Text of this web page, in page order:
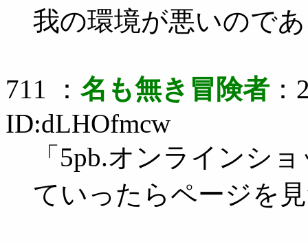
我の環境が悪いので
711 ： 名も無き冒険者
ID:dLHOfmcw
「5pb.オンラインシ
ていったらページを